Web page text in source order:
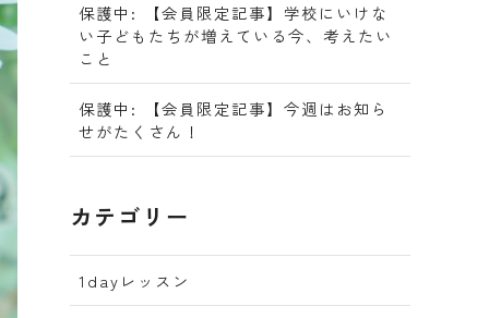
保護中: 【会員限定記事】学校にいけな
い子どもたちが増えている今、考えたい
こと
保護中: 【会員限定記事】今週はお知ら
せがたくさん！
カテゴリー
1dayレッスン